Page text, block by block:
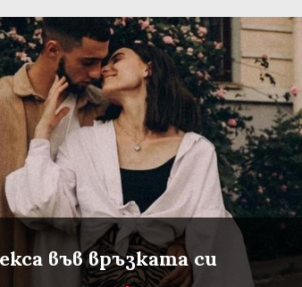
във връзката си